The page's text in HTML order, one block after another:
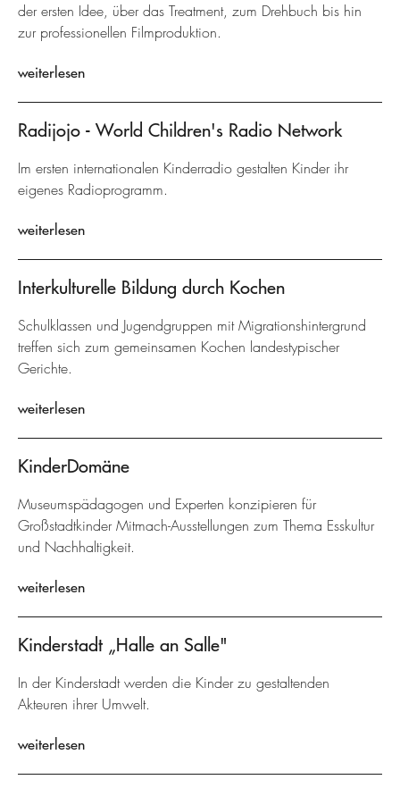
der ersten Idee, über das Treatment, zum Drehbuch bis hin
zur professionellen Filmproduktion.
weiterlesen
Radijojo - World Children's Radio Network
Im ersten internationalen Kinderradio gestalten Kinder ihr
eigenes Radioprogramm.
weiterlesen
Interkulturelle Bildung durch Kochen
Schulklassen und Jugendgruppen mit Migrationshintergrund
treffen sich zum gemeinsamen Kochen landestypischer
Gerichte.
weiterlesen
KinderDomäne
Museumspädagogen und Experten konzipieren für
Großstadtkinder Mitmach-Ausstellungen zum Thema Esskultur
und Nachhaltigkeit.
weiterlesen
Kinderstadt „Halle an Salle"
In der Kinderstadt werden die Kinder zu gestaltenden
Akteuren ihrer Umwelt.
weiterlesen